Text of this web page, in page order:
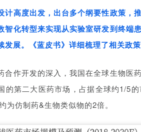
计高度出发，出台多个纲要性政策，
智化转型来实现从实验室研发到终端
发展。《蓝皮书》详细梳理了相关政策
合作开发的深入，我国在全球生物医
的第二大医药市场，占据全球约1/5
为仿制药&生物类似物的2倍。